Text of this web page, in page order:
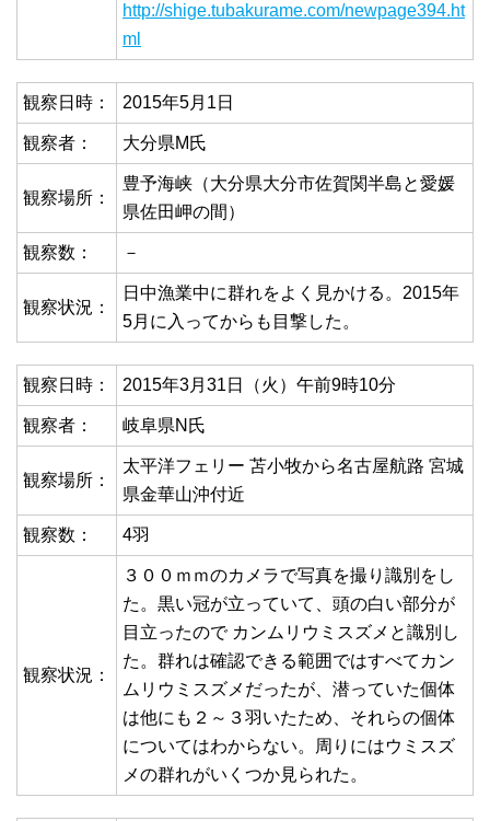
http://shige.tubakurame.com/newpage394.ht
ml
観察日時： 2015年5月1日
観察者： 大分県M氏
観察場所：
豊予海峡（大分県大分市佐賀関半島と愛媛
県佐田岬の間）
観察数： －
観察状況：
日中漁業中に群れをよく見かける。2015年
5月に入ってからも目撃した。
観察日時： 2015年3月31日（火）午前9時10分
観察者： 岐阜県N氏
観察場所：
太平洋フェリー 苫小牧から名古屋航路 宮城
県金華山沖付近
観察数： 4羽
観察状況：
３００ｍｍのカメラで写真を撮り識別をし
た。黒い冠が立っていて、頭の白い部分が
目立ったので カンムリウミスズメと識別し
た。群れは確認できる範囲ではすべてカン
ムリウミスズメだったが、潜っていた個体
は他にも２～３羽いたため、それらの個体
についてはわからない。周りにはウミスズ
メの群れがいくつか見られた。